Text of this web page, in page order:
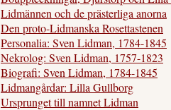
Lidmännen och de prästerliga anorna
Den proto-Lidmanska Rosettastenen
Personalia: Sven Lidman, 1784-1845
Nekrolog: Sven Lidman, 1757-1823
Biografi: Sven Lidman, 1784-1845
Lidmangårdar: Lilla Gullborg
Ursprunget till namnet Lidman